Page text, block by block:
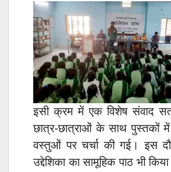
इसी क्रम में एक विशेष संवाद
छात्र-छात्राओं के साथ पुस्तकों में
वस्तुओं पर चर्चा की गई। इस
उद्देशिका का सामूहिक पाठ भी